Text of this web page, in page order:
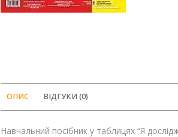
ОПИС ВІДГУКИ (0)
Навчальний посібник у таблицях “Я